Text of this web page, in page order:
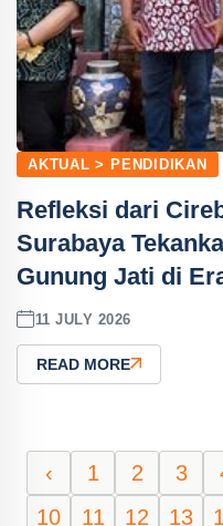
AKTUAL > PENDIDIKAN
Refleksi dari
Surabaya
Gunung Jati di
11 JULY 2026
READ MORE
‹ 1 2 3
10
11 12 13